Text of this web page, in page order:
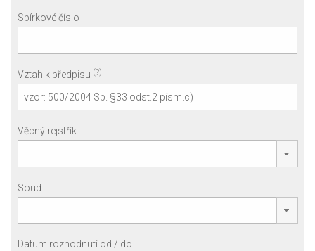
Sbírkové číslo
Vztah k předpisu (?)
Věcný rejstřík
Soud
Datum rozhodnutí od / do